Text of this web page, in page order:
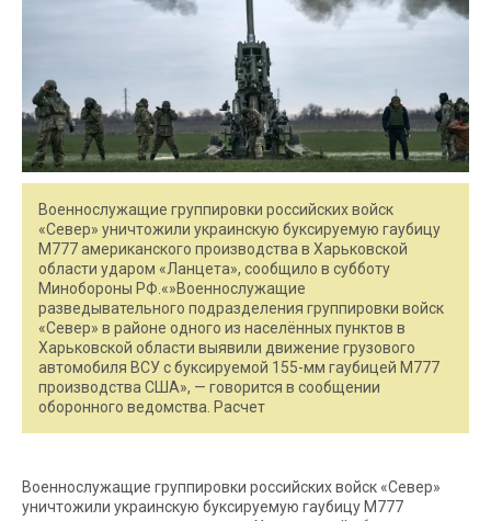
Военнослужащие группировки российских войск
«Север» уничтожили украинскую буксируемую гаубицу
М777 американского производства в Харьковской
области ударом «Ланцета», сообщило в субботу
Минобороны РФ.«»Военнослужащие
разведывательного подразделения группировки войск
«Север» в районе одного из населённых пунктов в
Харьковской области выявили движение грузового
автомобиля ВСУ с буксируемой 155-мм гаубицей М777
производства США», — говорится в сообщении
оборонного ведомства. Расчет
Военнослужащие группировки российских войск «Север»
уничтожили украинскую буксируемую гаубицу М777